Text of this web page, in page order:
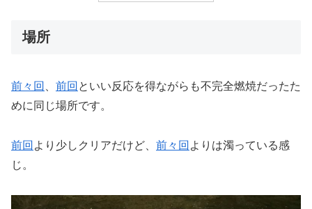
場所
前々回 、 前回 といい反応を得ながらも不完全燃焼だったた
めに同じ場所です。
前回 より少しクリアだけど、 前々回 よりは濁っている感
じ。